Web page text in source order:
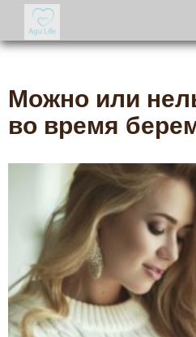
Можно или
во время